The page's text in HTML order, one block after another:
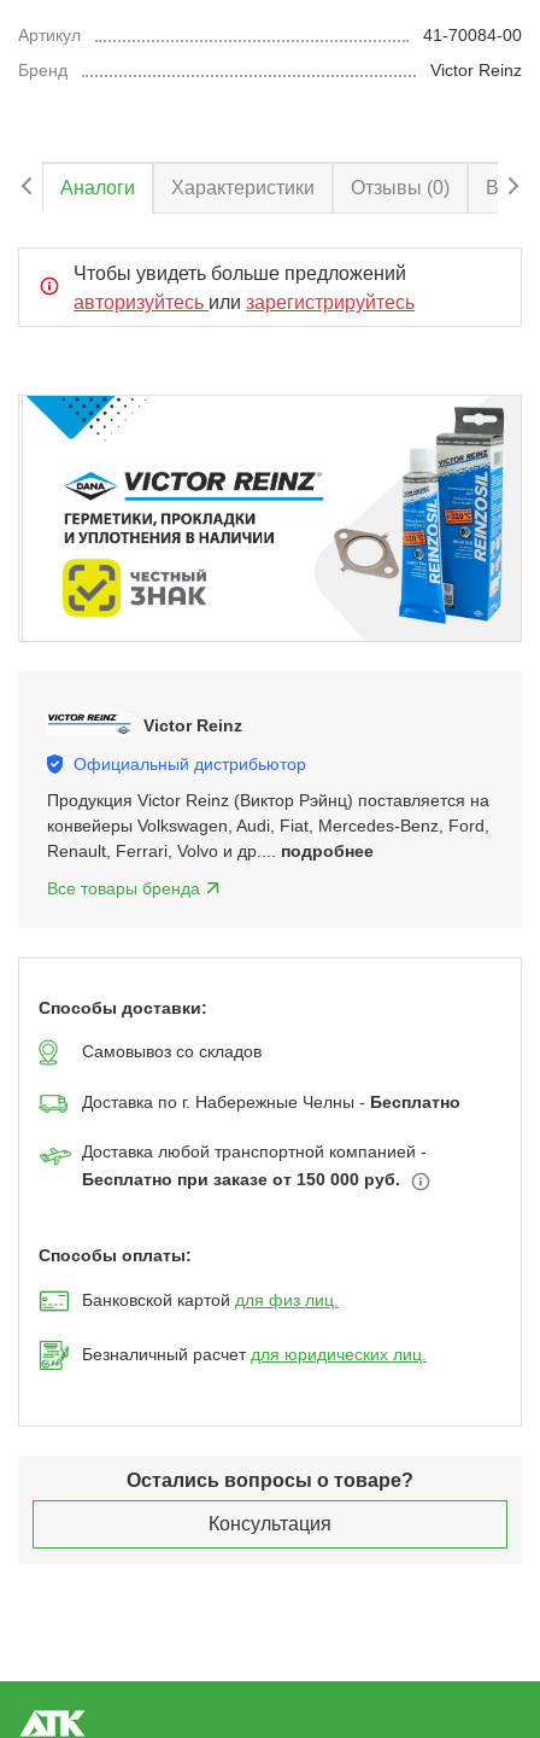
Артикул
41-70084-00
Бренд
Victor Reinz
Аналоги Характеристики Отзывы (0)
Чтобы увидеть больше предложений
авторизуйтесь или зарегистрируйтесь
Victor Reinz
Официальный дистрибьютор
Продукция Victor Reinz (Виктор Рэйнц) поставляется на
конвейеры Volkswagen, Audi, Fiat, Mercedes-Benz, Ford,
Renault, Ferrari, Volvo и др.... подробнее
Все товары бренда
Способы доставки:
Самовывоз со складов
Доставка по г. Набережные Челны - Бесплатно
Доставка любой транспортной компанией -
Бесплатно при заказе от 150 000 руб.
Способы оплаты:
Банковской картой для физ лиц.
Безналичный расчетдля юридических лиц.
Остались вопросы о товаре?
Консультация